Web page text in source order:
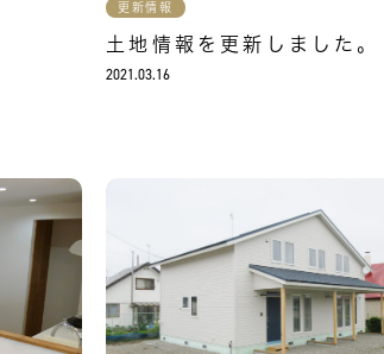
更新情報
土地情報を更新しました。
2021.03.16